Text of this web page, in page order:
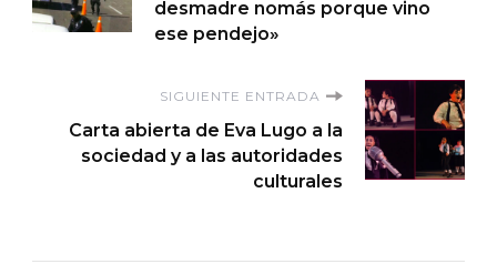
de
desmadre nomás porque vino
ese pendejo»
SIGUIENTE ENTRADA
Carta abierta de Eva Lugo a la
sociedad y a las autoridades
culturales